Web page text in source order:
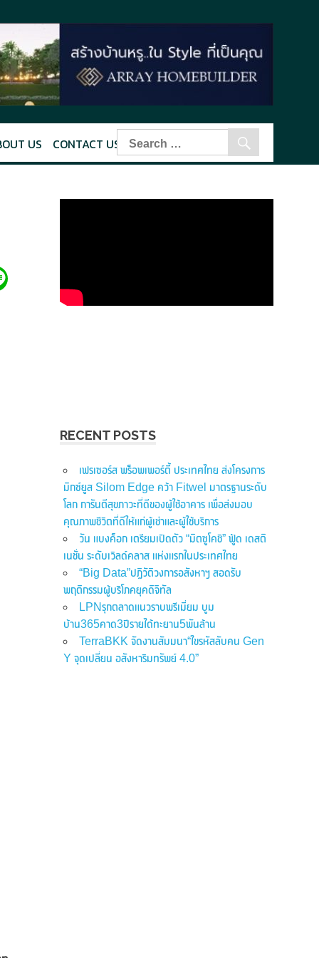
US CONTACT US
RECENT POSTS
เฟรเซอร์ส พร็อพเพอร์ตี้ ประเทศไทย ส่งโครงการ
มิกซ์ยูส Silom Edge คว้า Fitwel มาตรฐานระดับ
โลก การันตีสุขภาวะที่ดีของผู้ใช้อาคาร เพื่อส่งมอบ
คุณภาพชีวิตที่ดีให้แก่ผู้เช่าและผู้ใช้บริการ
วัน แบงค็อก เตรียมเปิดตัว “มิตซูโคชิ” ฟู้ด เดสติ
เนชั่น ระดับเวิลด์คลาส แห่งแรกในประเทศไทย
“Big Data”ปฏิวัติวงการอสังหาฯ สอดรับ
พฤติกรรมผู้บริโภคยุคดิจิทัล
LPNรุกตลาดแนวราบพรีเมี่ยม บูม
บ้าน365คาด3ปีรายได้ทะยาน5พันล้าน
TerraBKK จัดงานสัมมนา“ไขรหัสลับคน Gen
Y จุดเปลี่ยน อสังหาริมทรัพย์ 4.0”